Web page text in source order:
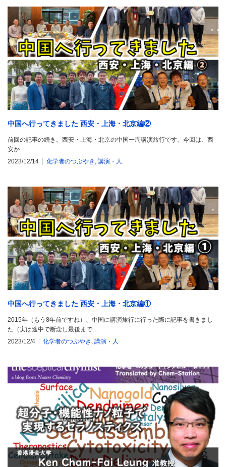
中国へ行ってきました 西安・上海・北京編②
前回の記事の続き。西安・上海・北京の中国一周講演旅行です。今回は、西
安か…
2023/12/14
化学者のつぶやき , 講演・人
中国へ行ってきました 西安・上海・北京編①
2015年（もう8年前ですね）、中国に講演旅行に行った際に記事を書きまし
た（実は途中で断念し最後まで…
2023/12/4
化学者のつぶやき , 講演・人